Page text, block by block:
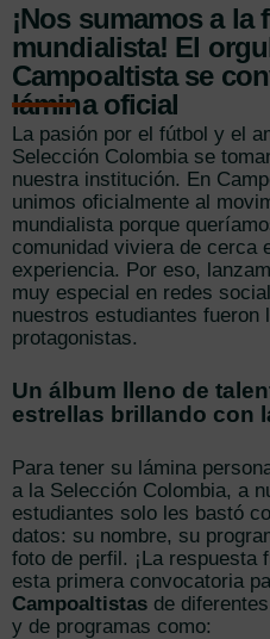
¡Nos sumamos a la
mundialista! El
Campoaltista se
lámina oficial
La pasión por el fútbol y el
Selección Colombia se
nuestra institución. En
unimos oficialmente al
mundialista porque
comunidad viviera de cerca
experiencia. Por eso,
muy especial en redes
nuestros estudiantes fueron
protagonistas.
Un álbum lleno de
estrellas brillando con
Para tener su lámina
a la Selección Colombia, a
estudiantes solo les bastó
datos: su nombre, su
foto de perfil. ¡La respuesta
esta primera convocatoria
Campoaltistas de
y de programas como: